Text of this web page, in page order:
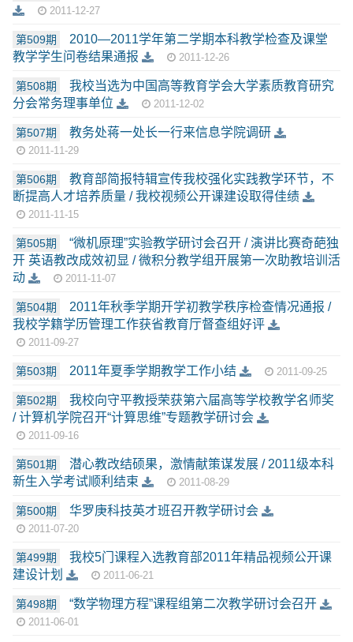
2011-12-27
第509期
2010—2011学年第二学期本科教学检查及课堂
教学学生问卷结果通报
2011-12-26
第508期
我校当选为中国高等教育学会大学素质教育研究
分会常务理事单位
2011-12-02
第507期 教务处蒋一处长一行来信息学院调研
2011-11-29
第506期
教育部简报特辑宣传我校强化实践教学环节，不
断提高人才培养质量 / 我校视频公开课建设取得佳绩
2011-11-15
第505期
“微机原理”实验教学研讨会召开 / 演讲比赛奇葩独
开 英语教改成效初显 / 微积分教学组开展第一次助教培训活
动
2011-11-07
第504期
2011年秋季学期开学初教学秩序检查情况通报 /
我校学籍学历管理工作获省教育厅督查组好评
2011-09-27
第503期 2011年夏季学期教学工作小结 2011-09-25
第502期
我校向守平教授荣获第六届高等学校教学名师奖
/ 计算机学院召开“计算思维”专题教学研讨会
2011-09-16
第501期
潜心教改结硕果，激情献策谋发展 / 2011级本科
新生入学考试顺利结束
2011-08-29
第500期 华罗庚科技英才班召开教学研讨会
2011-07-20
第499期
我校5门课程入选教育部2011年精品视频公开课
建设计划
2011-06-21
第498期 “数学物理方程”课程组第二次教学研讨会召开
2011-06-01